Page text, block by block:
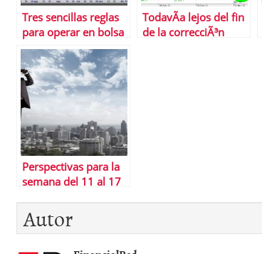
Tres sencillas reglas
para operar en bolsa
TodavÃ­a lejos del fin
de la correcciÃ³n
Perspectivas para la
semana del 11 al 17
Autor